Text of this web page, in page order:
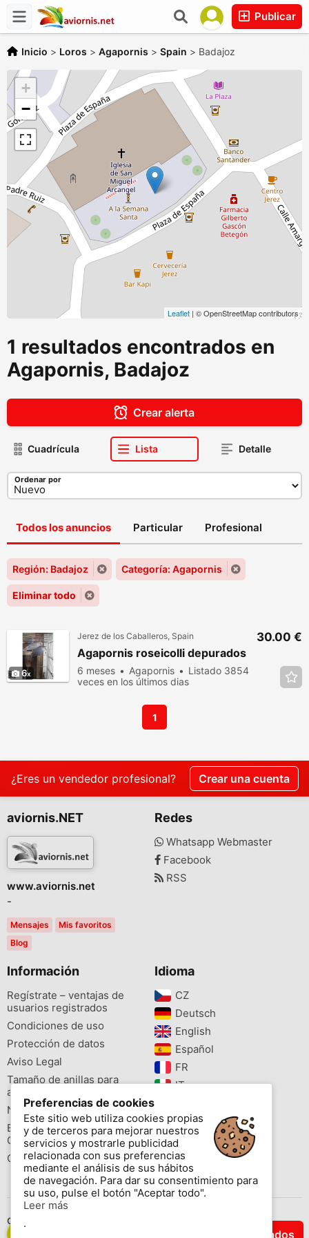
Publicar
Inicio > Loros > Agapornis > Spain > Badajoz
+
−
Leaflet | © OpenStreetMap contributors
1 resultados encontrados en
Agapornis, Badajoz
Filtrar Resultados
Crear alerta
Cuadrícula Lista Detalle
Ordenar por
Todos los anuncios Particular Profesional
Región: Badajoz Categoría: Agapornis
Eliminar todo
6
Jerez de los Caballeros, Spain
Agapornis roseicolli depurados
6 meses Agapornis
Listado 3854
veces en los últimos dias
30.00 €
1
¿Eres un vendedor profesional? Crear una cuenta
aviornis.NET
www.aviornis.net
-
Mensajes
Mis favoritos
Blog
Redes
Whatsapp Webmaster
Facebook
RSS
Información
Regístrate – ventajas de
usuarios registrados
Condiciones de uso
Protección de datos
Aviso Legal
Tamaño de anillas para
aves
Newsletter
Buscador de especies
Cites
Colores de las anillas
Idioma
CZ‎
Deutsch‎
English‎
Español‎
FR‎
IT‎
PL‎
PT‎
Preferencias de cookies
Este sitio web utiliza cookies propias
y de terceros para mejorar nuestros
servicios y mostrarle publicidad
relacionada con sus preferencias
mediante el análisis de sus hábitos
de navegación. Para dar su consentimiento para
su uso, pulse el botón "Aceptar todo".
Leer más
.
Contáctenos
Copyright © 2026 www.aviornis.net Tablón de anuncios gratis.